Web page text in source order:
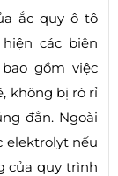
ắc quy ô tô
các biện
gồm việc
không bị rò rỉ
đắn. Ngoài
elektrolyt nếu
của quy trình